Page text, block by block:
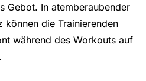
Gebot. In atemberaubender
können die Trainierenden
während des Workouts auf